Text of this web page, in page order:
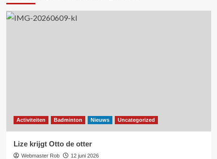
Activiteiten Badminton Nieuws Uncategorized
Lize krijgt Otto de otter
Webmaster Rob 12 juni 2026